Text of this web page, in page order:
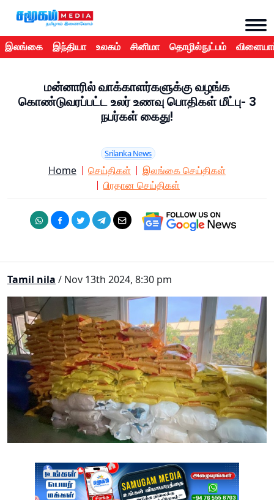
இலங்கை இந்தியா உலகம் சினிமா தொழில்நுட்பம்
மன்னாரில் வாக்காளர்களுக்கு வழங்க
கொண்டுவரப்பட்ட உலர் உணவு பொதிகள் மீட்பு- 3
நபர்கள் கைது!
Srilanka News
Home செய்திகள்
இலங்கை செய்திகள்
பிரதான செய்திகள்
Tamil nila / Nov 13th 2024, 8:30 pm